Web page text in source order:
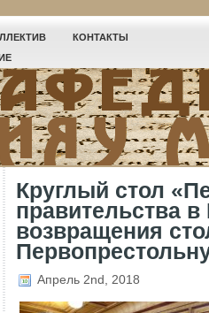
КОНТАКТЫ
Круглый стол
правительства
возвращения
Апрель 2nd, 2018